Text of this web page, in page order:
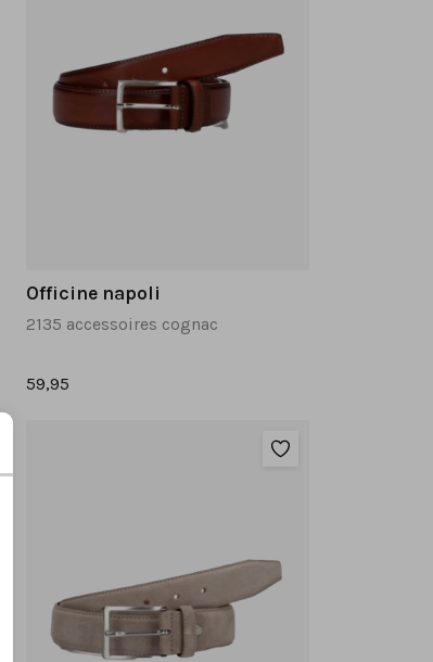
Officine napoli
2135 accessoires cognac
59,95